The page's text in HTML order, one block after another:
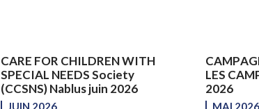
CARE FOR CHILDREN WITH
SPECIAL NEEDS Society
(CCSNS) Nablus juin 2026
LES
2026